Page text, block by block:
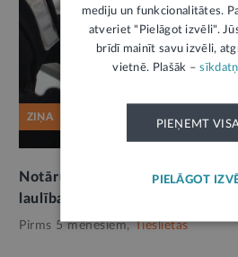
ZIŅA
Notāru diena: uzmanības
laulības šķiršanas procesā pie
Pirms 5 mēnešiem, Tieslietas
mediju un funkcionalitātes.
atveriet "Pielāgot izvēli".
brīdī mainīt savu izvēli,
vietnē. Plašāk –
PIEŅEMT
PIELĀGOT